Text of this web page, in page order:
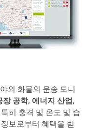
외 화물의 운송 모니
장 공학, 에너지 산업,
히 충격 및 온도 및 습
보로부터 혜택을 받